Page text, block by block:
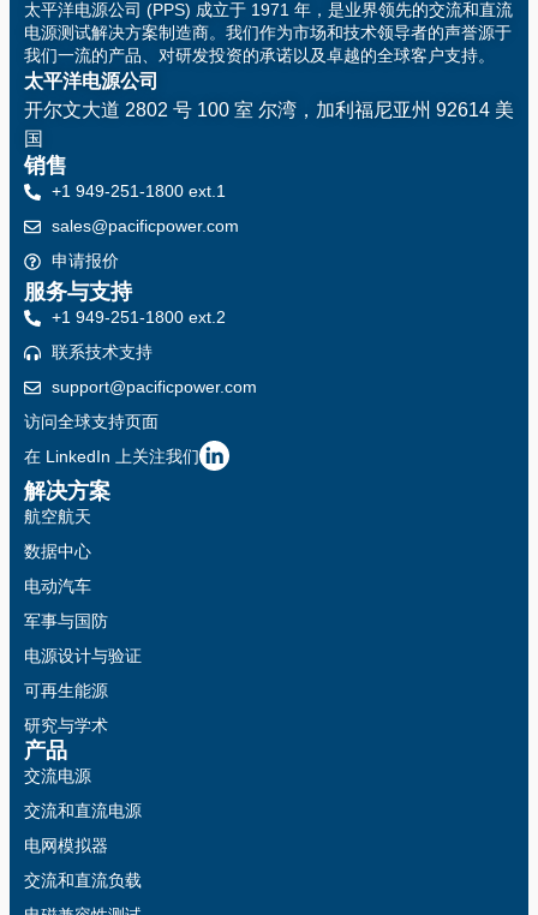
太平洋电源公司 (PPS) 成立于 1971 年，是业界领先的交流和直流
电源测试解决方案制造商。我们作为市场和技术领导者的声誉源于
我们一流的产品、对研发投资的承诺以及卓越的全球客户支持。
太平洋电源公司
开尔文大道 2802 号 100 室 尔湾，加利福尼亚州 92614 美
国
解决方案
航空航天
数据中心
电动汽车
军事与国防
电源设计与验证
可再生能源
研究与学术
产品
交流电源
交流和直流电源
电网模拟器
交流和直流负载
销售
+1 949-251-1800 ext.1
sales@pacificpower.com
申请报价
服务与支持
+1 949-251-1800 ext.2
联系技术支持
support@pacificpower.com
访问全球支持页面
在 LinkedIn 上关注我们